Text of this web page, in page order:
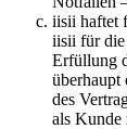
iisii haftet
iisii für die
Erfüllung
überhaupt
des
als Kunde